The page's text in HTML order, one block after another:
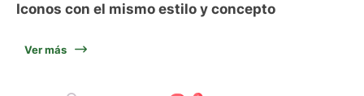
Iconos con el mismo estilo y concepto
Ver más